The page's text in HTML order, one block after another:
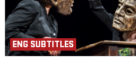
ENG SUBTITLES